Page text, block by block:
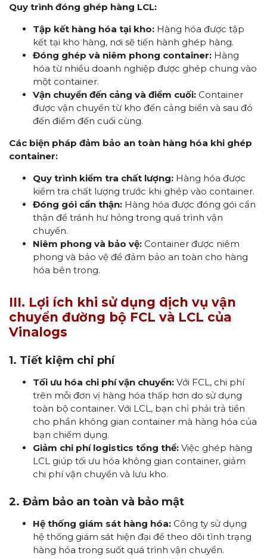
Quy trình đóng ghép hàng LCL:
Tập kết hàng hóa tại kho: Hàng hóa được tập
kết tại kho hàng, nơi sẽ tiến hành ghép hàng.
Đóng ghép và niêm phong container: Hàng
hóa từ nhiều doanh nghiệp được ghép chung vào
một container.
Vận chuyển đến cảng và điểm cuối: Container
được vận chuyển từ kho đến cảng biển và sau đó
đến điểm đến cuối cùng.
Các biện pháp đảm bảo an toàn hàng hóa khi ghép
container:
Quy trình kiểm tra chất lượng: Hàng hóa được
kiểm tra chất lượng trước khi ghép vào container.
Đóng gói cẩn thận: Hàng hóa được đóng gói cẩn
thận để tránh hư hỏng trong quá trình vận
chuyển.
Niêm phong và bảo vệ: Container được niêm
phong và bảo vệ để đảm bảo an toàn cho hàng
hóa bên trong.
III. Lợi ích khi sử dụng dịch vụ vận
chuyển đường bộ FCL và LCL của
Vinalogs
1. Tiết kiệm chi phí
Tối ưu hóa chi phí vận chuyển: Với FCL, chi phí
trên mỗi đơn vị hàng hóa thấp hơn do sử dụng
toàn bộ container. Với LCL, bạn chỉ phải trả tiền
cho phần không gian container mà hàng hóa của
bạn chiếm dụng.
Giảm chi phí logistics tổng thể: Việc ghép hàng
LCL giúp tối ưu hóa không gian container, giảm
chi phí vận chuyển và lưu kho.
2. Đảm bảo an toàn và bảo mật
Hệ thống giám sát hàng hóa: Công ty sử dụng
hệ thống giám sát hiện đại để theo dõi tình trạng
hàng hóa trong suốt quá trình vận chuyển.